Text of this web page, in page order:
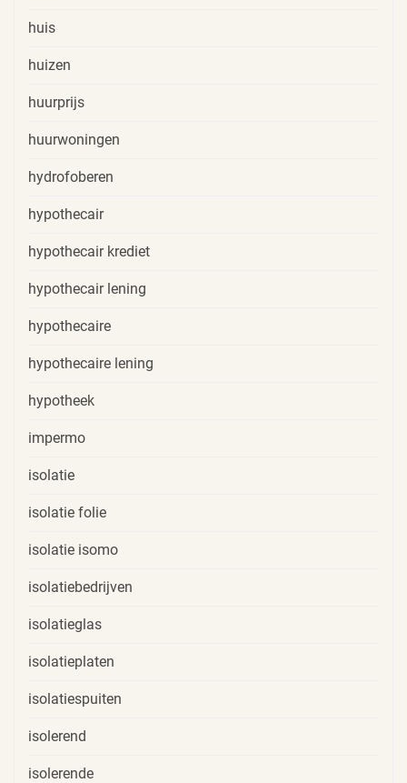
huis
huizen
huurprijs
huurwoningen
hydrofoberen
hypothecair
hypothecair krediet
hypothecair lening
hypothecaire
hypothecaire lening
hypotheek
impermo
isolatie
isolatie folie
isolatie isomo
isolatiebedrijven
isolatieglas
isolatieplaten
isolatiespuiten
isolerend
isolerende